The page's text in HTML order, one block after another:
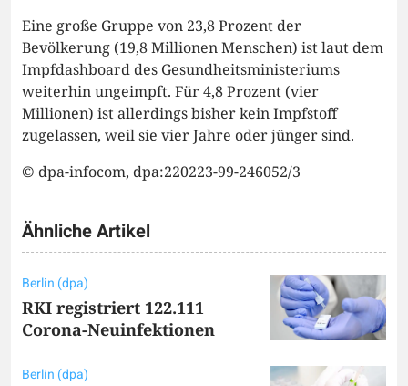
Eine große Gruppe von 23,8 Prozent der
Bevölkerung (19,8 Millionen Menschen) ist laut dem
Impfdashboard des Gesundheitsministeriums
weiterhin ungeimpft. Für 4,8 Prozent (vier
Millionen) ist allerdings bisher kein Impfstoff
zugelassen, weil sie vier Jahre oder jünger sind.
© dpa-infocom, dpa:220223-99-246052/3
Ähnliche Artikel
Berlin (dpa)
RKI registriert 122.111
Corona-Neuinfektionen
Berlin (dpa)